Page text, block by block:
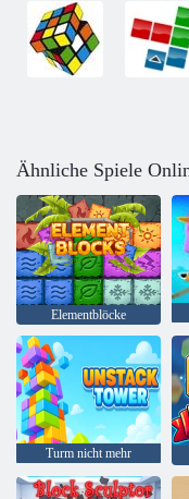
Ähnliche Spiele
Elementblöcke
Turm nicht mehr